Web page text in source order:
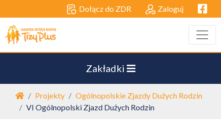
Dołącz do ZDR Zaloguj
Zakładki
Strona główna
Projekty
Ogólnopolskie Zjazdy Dużych Rodzin
VI Ogólnopolski Zjazd Dużych Rodzin